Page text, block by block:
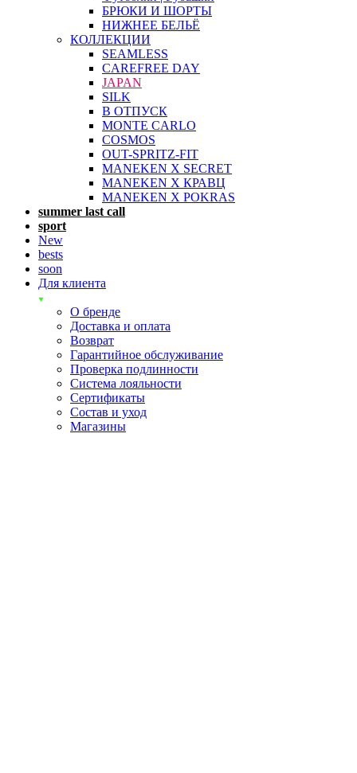
БРЮКИ И ШОРТЫ
НИЖНЕЕ БЕЛЬЁ
КОЛЛЕКЦИИ
SEAMLESS
CAREFREE DAY
JAPAN
SILK
В ОТПУСК
MONTE CARLO
COSMOS
OUT-SPRITZ-FIT
MANEKEN X SECRET
MANEKEN X КРАВЦ
MANEKEN X POKRAS
summer last call
sport
New
bests
soon
Для клиента
О бренде
Доставка и оплата
Возврат
Гарантийное обслуживание
Проверка подлинности
Система лояльности
Сертификаты
Состав и уход
Магазины